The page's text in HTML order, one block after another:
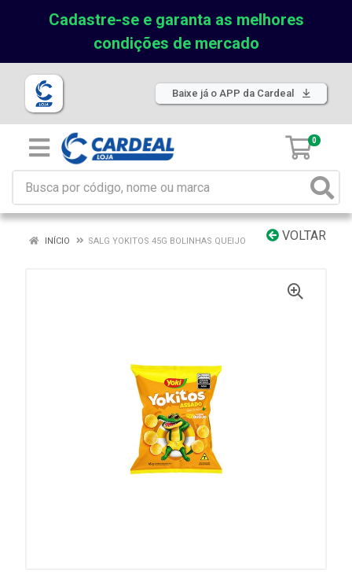
Cadastre-se e garanta as melhores
condições de mercado
Baixe já o APP da Cardeal
0
VOLTAR
INÍCIO SALG YOKITOS 45G BOLINHAS QUEIJO